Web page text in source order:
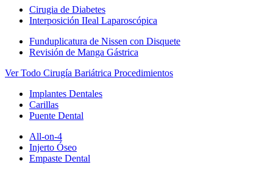
Cirugia de Diabetes
Interposición IIeal Laparoscópica
Funduplicatura de Nissen con Disquete
Revisión de Manga Gástrica
Ver Todo Cirugía Bariátrica Procedimientos
Implantes Dentales
Carillas
Puente Dental
All-on-4
Injerto Óseo
Empaste Dental